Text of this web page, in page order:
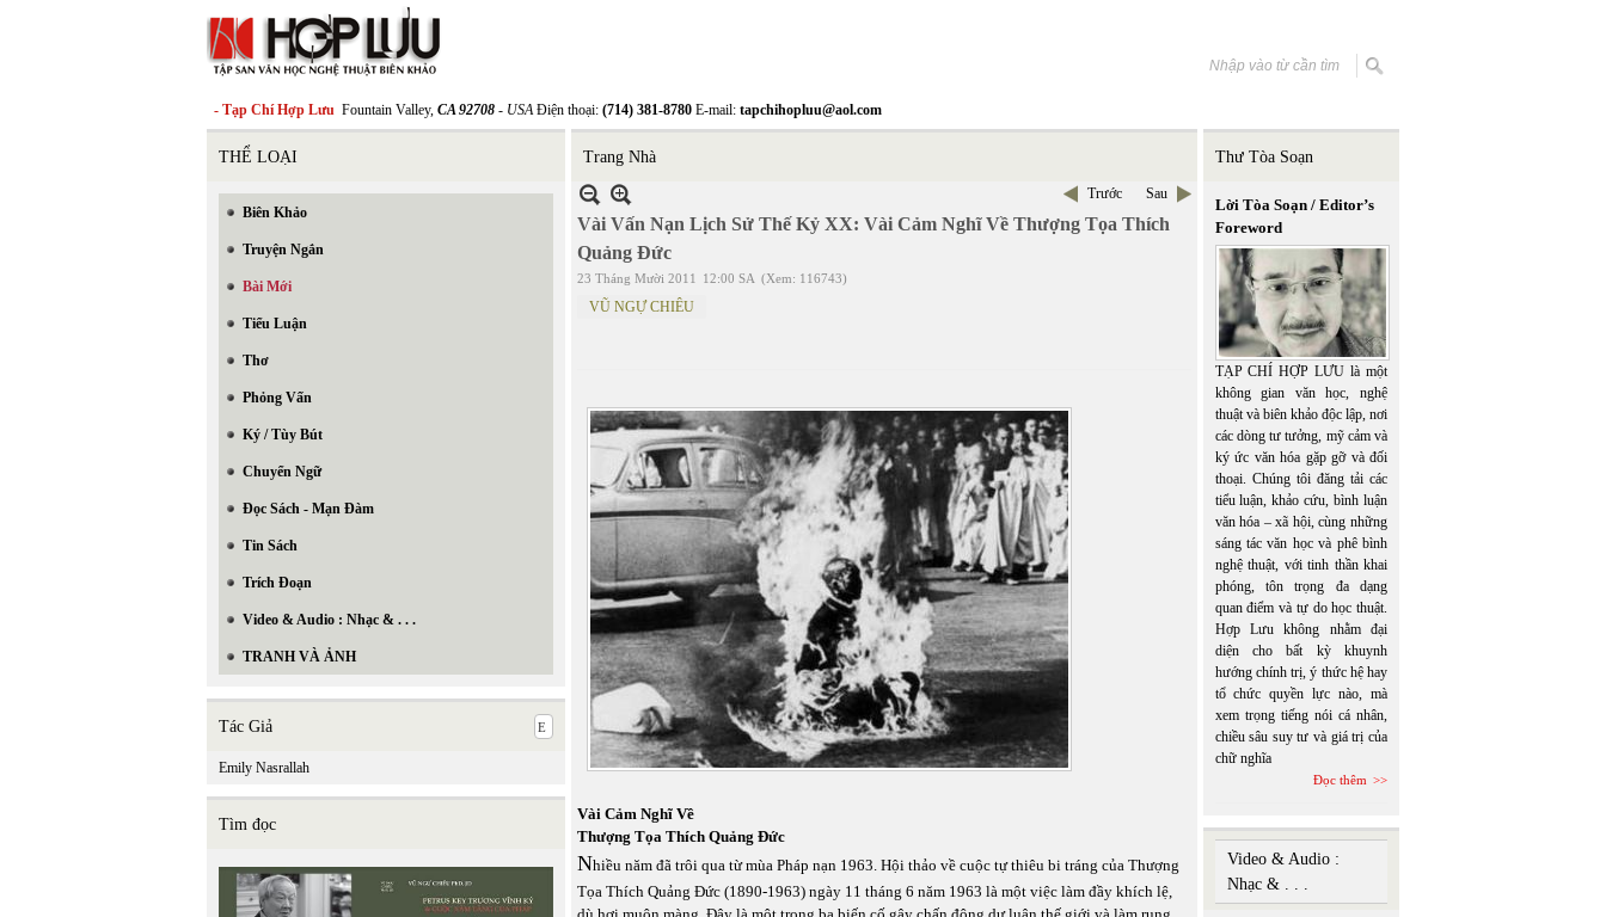
- Tạp Chí Hợp Lưu Fountain Valley, CA 92708 - USAĐiện thoại: (714) 381-8780 E-mail: tapchihopluu@aol.com
THỂ LOẠI
Biên Khảo
Truyện Ngắn
Bài Mới
Tiểu Luận
Thơ
Phỏng Vấn
Ký / Tùy Bút
Chuyển Ngữ
Đọc Sách - Mạn Đàm
Tin Sách
Trích Đoạn
Video & Audio : Nhạc & . . .
TRANH VÀ ẢNH
Tác Giả
Emily Nasrallah
Tìm đọc
Trang Nhà
Trước Sau
Vài Vấn Nạn Lịch Sử Thế Kỷ XX: Vài Cảm Nghĩ Về Thượng Tọa Thích
Quảng Đức
23 Tháng Mười 2011 12:00 SA (Xem: 116743)
VŨ NGỰ CHIÊU
Vài Cảm Nghĩ Về
Thượng Tọa Thích Quảng Đức
Nhiều năm đã trôi qua từ mùa Pháp nạn 1963. Hội thảo về cuộc tự thiêu bi tráng của Thượng
Tọa Thích Quảng Đức (1890-1963) ngày 11 tháng 6 năm 1963 là một việc làm đầy khích lệ,
Thư Tòa Soạn
Lời Tòa Soạn / Editor’s
Foreword
TẠP CHÍ HỢP LƯU là một
không gian văn học, nghệ
thuật và biên khảo độc lập, nơi
các dòng tư tưởng, mỹ cảm và
ký ức văn hóa gặp gỡ và đối
thoại. Chúng tôi đăng tải các
tiểu luận, khảo cứu, bình luận
văn hóa – xã hội, cùng những
sáng tác văn học và phê bình
nghệ thuật, với tinh thần khai
phóng, tôn trọng đa dạng
quan điểm và tự do học thuật.
Hợp Lưu không nhằm đại
diện cho bất kỳ khuynh
hướng chính trị, ý thức hệ hay
tổ chức quyền lực nào, mà
xem trọng tiếng nói cá nhân,
chiều sâu suy tư và giá trị của
chữ nghĩa
Đọc thêm
Video & Audio :
Nhạc & . . .